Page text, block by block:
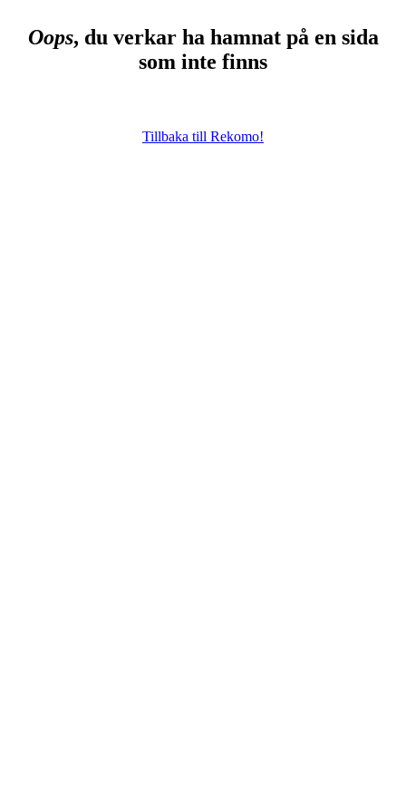
Oops, du verkar ha hamnat på en sida
som inte finns
Tillbaka till Rekomo!